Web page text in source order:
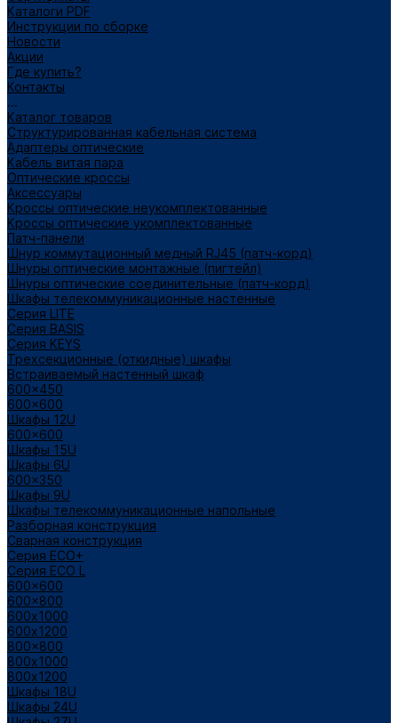
Каталоги PDF
Инструкции по сборке
Новости
Акции
Где купить?
Контакты
...
Каталог товаров
Структурированная кабельная система
Адаптеры оптические
Кабель витая пара
Оптические кроссы
Аксессуары
Кроссы оптические неукомплектованные
Кроссы оптические укомплектованные
Патч-панели
Шнур коммутационный медный RJ45 (патч-корд)
Шнуры оптические монтажные (пигтейл)
Шнуры оптические соединительные (патч-корд)
Шкафы телекоммуникационные настенные
Cерия LITE
Cерия BASIS
Cерия KEYS
Трехсекционные (откидные) шкафы
Встраиваемый настенный шкаф
600x450
600x600
Шкафы 12U
600x600
Шкафы 15U
Шкафы 6U
600x350
Шкафы 9U
Шкафы телекоммуникационные напольные
Разборная конструкция
Сварная конструкция
Серия ECO+
Серия ECO L
600x600
600x800
600х1000
600х1200
800x800
800х1000
800х1200
Шкафы 18U
Шкафы 24U